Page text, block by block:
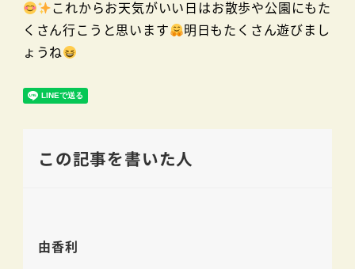
これからお天気がいい日はお散歩や公園にもた
くさん行こうと思います
明日もたくさん遊びまし
ょうね
この記事を書いた人
由香利